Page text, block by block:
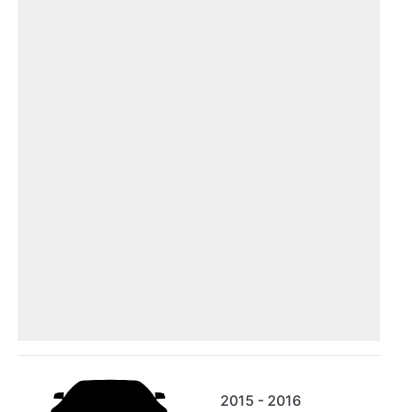
2015 - 2016